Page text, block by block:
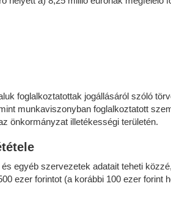
foglalkoztatottak jogállásáról szóló
munkaviszonyban foglalkoztatott
önkormányzat illetékességi területén.
egyéb szervezetek adatait teheti
ezer forintot (a korábbi 100 ezer forint